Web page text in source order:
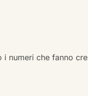
numeri che fanno